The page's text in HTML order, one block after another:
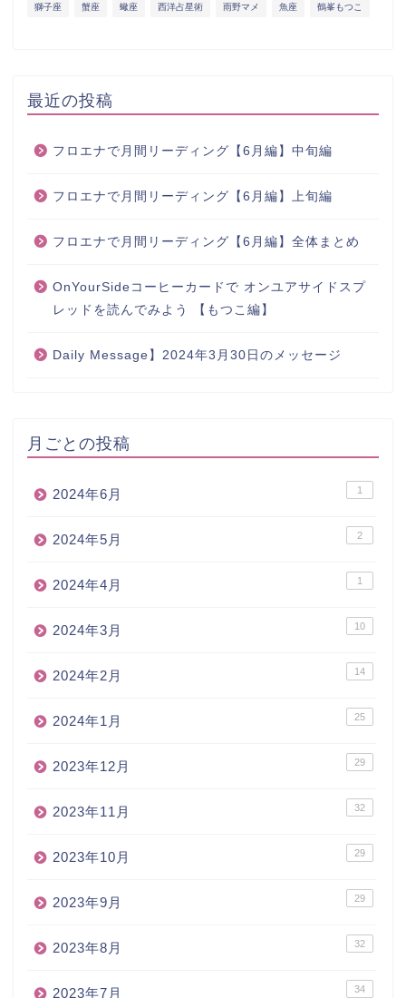
獅子座 蟹座 蠍座 西洋占星術 雨野マメ 魚座 鶴峯もつこ
最近の投稿
フロエナで月間リーディング【6月編】中旬編
フロエナで月間リーディング【6月編】上旬編
フロエナで月間リーディング【6月編】全体まとめ
OnYourSideコーヒーカードで オンユアサイドスプ
レッドを読んでみよう 【もつこ編】
Daily Message】2024年3月30日のメッセージ
月ごとの投稿
2024年6月 1
2024年5月 2
2024年4月 1
2024年3月 10
2024年2月 14
2024年1月 25
2023年12月 29
2023年11月 32
2023年10月 29
2023年9月 29
2023年8月 32
2023年7月 34